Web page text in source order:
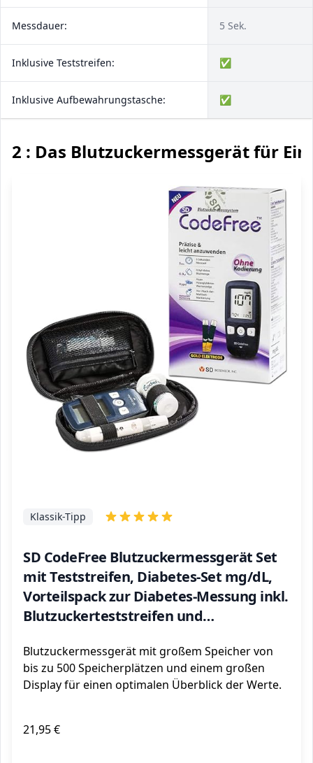
Messdauer: 5 Sek.
Inklusive Teststreifen: ✅
Inklusive Aufbewahrungstasche: ✅
2 : Das Blutzuckermessgerät für
SD CodeFree Blutzuckermessgerät Set
mit Teststreifen, Diabetes-Set mg/dL,
Vorteilspack zur Diabetes-Messung inkl.
Blutzuckerteststreifen und
Klassik-Tipp
Blutzuckermessgerät mit großem Speicher von
bis zu 500 Speicherplätzen und einem großen
Display für einen optimalen Überblick der Werte.
21,95 €